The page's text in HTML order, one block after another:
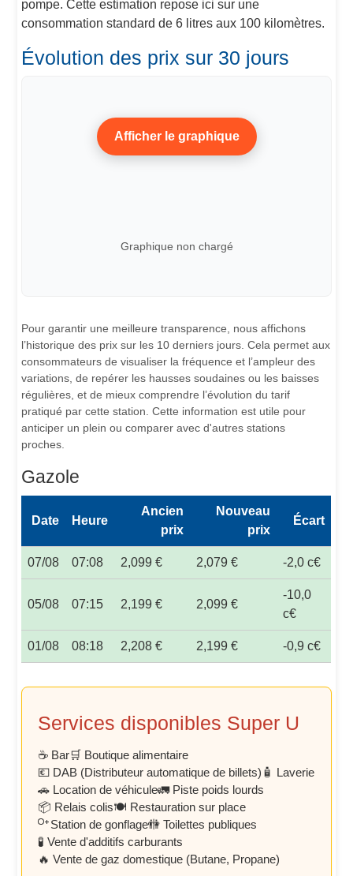
pompe. Cette estimation repose ici sur une
consommation standard de 6 litres aux 100 kilomètres.
Évolution des prix sur 30 jours
Afficher le graphique
Graphique non chargé
Pour garantir une meilleure transparence, nous affichons
l’historique des prix sur les 10 derniers jours. Cela permet aux
consommateurs de visualiser la fréquence et l’ampleur des
variations, de repérer les hausses soudaines ou les baisses
régulières, et de mieux comprendre l’évolution du tarif
pratiqué par cette station. Cette information est utile pour
anticiper un plein ou comparer avec d'autres stations
proches.
Gazole
Date Heure
Ancien
prix
Nouveau
prix
Écart
07/08 07:08 2,099 € 2,079 € -2,0 c€
05/08 07:15 2,199 € 2,099 €
-10,0
c€
01/08 08:18 2,208 € 2,199 € -0,9 c€
Services disponibles Super U
☕ Bar🛒 Boutique alimentaire
💶 DAB (Distributeur automatique de billets) 🧴 Laverie
🚗 Location de véhicule🚛 Piste poids lourds
📦 Relais colis🍽️ Restauration sur place
Station de gonflage🚻 Toilettes publiques
🧪 Vente d'additifs carburants
🔥 Vente de gaz domestique (Butane, Propane)